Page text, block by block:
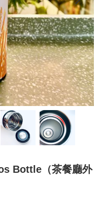
Bottle（茶餐廳外